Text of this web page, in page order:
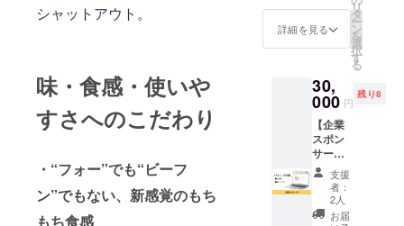
シャットアウト。
味・食感・使いや
すさへのこだわり
・“フォー”でも“ビーフ
ン”でもない、新感覚のもち
もち食感
温多湿
を避け
てくだ
さい ・
原材
料：米
（特別
栽培
米、千
葉県柏
産）、
北海道
です。
お礼の
送料込
みのお
す。 ・
容量：1
袋あた
り120g
・賞味
期限：
製造後6
をお届
けしま
す。 お
付きで
す。 ※
送料込
みのお
値段で
す。 ・
容量：1
袋あた
り120g
・賞味
詳細を見る
リ
タ
ー
ン
を
選
択
す
る
30,
000 円
残り8
【企業
スポン
サー】
米粉
Sweets
＆Cafe
Fortuna
支援
者：
2人
お届